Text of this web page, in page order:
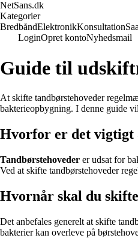
NetSans.dk
Kategorier
BredbåndElektronikKonsultation
LoginOpret kontoNyhedsmail
Guide til
At skifte tandbørstehoveder
bakterieopbygning. I denne guide
Hvorfor er det vigtigt
Tandbørstehoveder er udsat for
Ved at skifte tandbørstehoveder
Hvornår skal du
Det anbefales generelt at skifte
bakterier kan overleve på